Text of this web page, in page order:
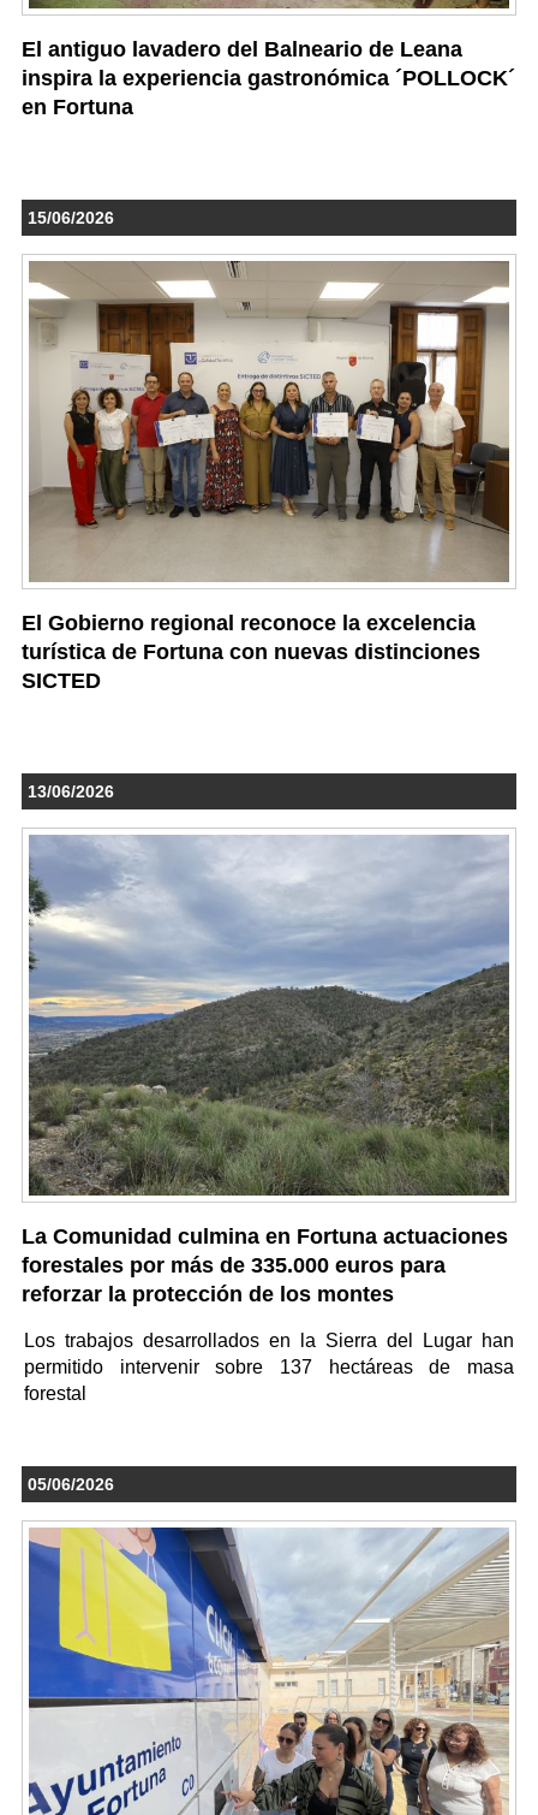
El antiguo lavadero del Balneario de Leana
inspira la experiencia gastronómica ´POLLOCK´
en Fortuna
15/06/2026
El Gobierno regional reconoce la excelencia
turística de Fortuna con nuevas distinciones
SICTED
13/06/2026
La Comunidad culmina en Fortuna actuaciones
forestales por más de 335.000 euros para
reforzar la protección de los montes
Los trabajos desarrollados en la Sierra del Lugar han
permitido intervenir sobre 137 hectáreas de masa
forestal
05/06/2026